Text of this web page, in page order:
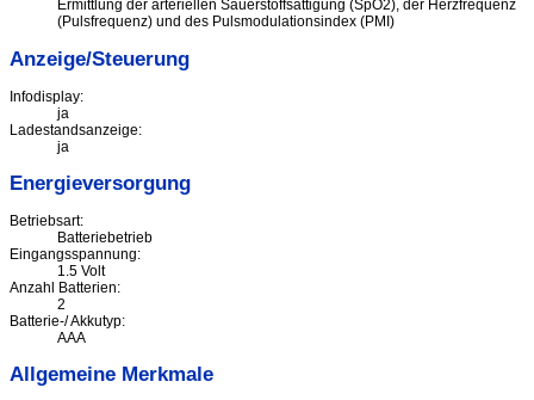
Ermittlung der arteriellen Sauerstoffsättigung (SpO2), der Herzfrequenz
(Pulsfrequenz) und des Pulsmodulationsindex (PMI)
Anzeige/Steuerung
Infodisplay:
ja
Ladestandsanzeige:
ja
Energieversorgung
Betriebsart:
Batteriebetrieb
Eingangsspannung:
1.5 Volt
Anzahl Batterien:
2
Batterie-/ Akkutyp:
AAA
Allgemeine Merkmale